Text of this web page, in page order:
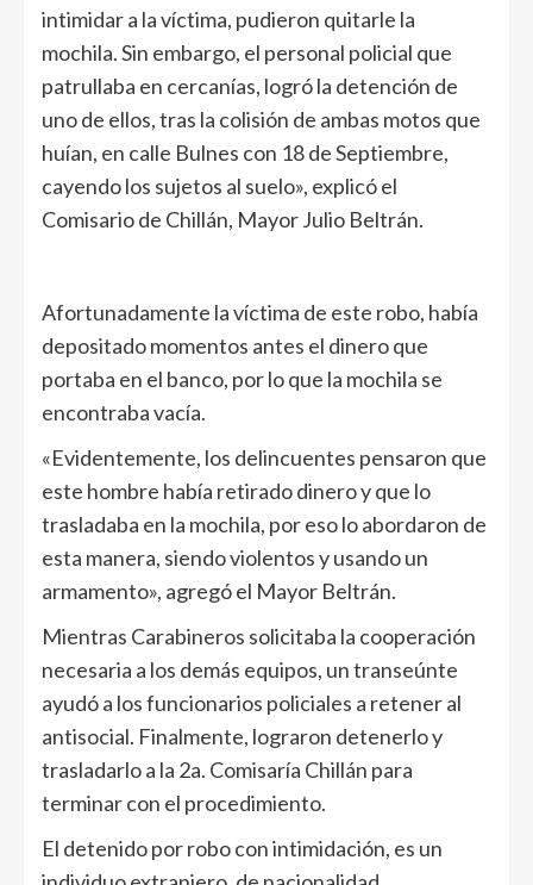
intimidar a la víctima, pudieron quitarle la
mochila. Sin embargo, el personal policial que
patrullaba en cercanías, logró la detención de
uno de ellos, tras la colisión de ambas motos que
huían, en calle Bulnes con 18 de Septiembre,
cayendo los sujetos al suelo», explicó el
Comisario de Chillán, Mayor Julio Beltrán.
Afortunadamente la víctima de este robo, había
depositado momentos antes el dinero que
portaba en el banco, por lo que la mochila se
encontraba vacía.
«Evidentemente, los delincuentes pensaron que
este hombre había retirado dinero y que lo
trasladaba en la mochila, por eso lo abordaron de
esta manera, siendo violentos y usando un
armamento», agregó el Mayor Beltrán.
Mientras Carabineros solicitaba la cooperación
necesaria a los demás equipos, un transeúnte
ayudó a los funcionarios policiales a retener al
antisocial. Finalmente, lograron detenerlo y
trasladarlo a la 2a. Comisaría Chillán para
terminar con el procedimiento.
El detenido por robo con intimidación, es un